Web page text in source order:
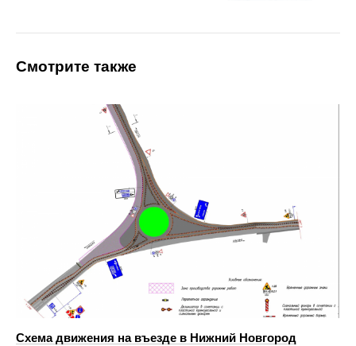
Смотрите также
Схема движения на въезде в Нижний Новгород